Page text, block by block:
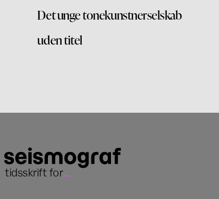
Det unge tonekunstnerselskab
uden titel
tidsskrift for...